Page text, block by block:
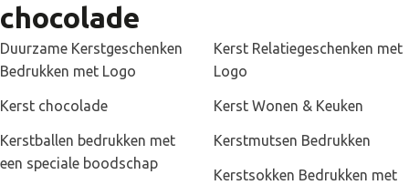
chocolade
Duurzame Kerstgeschenken
Bedrukken met Logo
Kerst chocolade
Kerst Relatiegeschenken met
Logo
Kerst Wonen & Keuken
Kerstballen bedrukken met
een speciale boodschap
Kerstmutsen Bedrukken
Kerstsokken Bedrukken met